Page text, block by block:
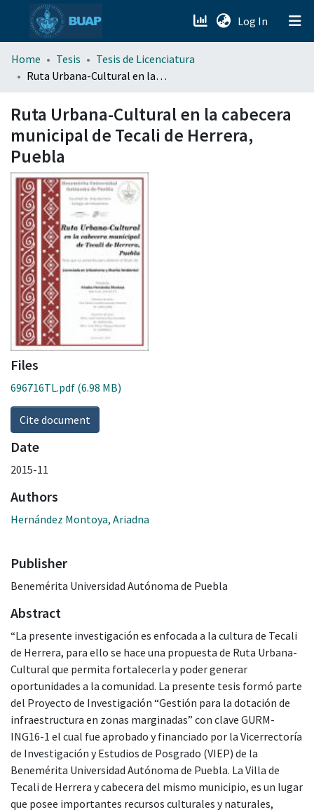
Log In (current)
menu.section.about_menu
Home Tesis
Tesis de Licenciatura
Ruta Urbana-Cultural en la cabecera municipal de Tecali de Herrera, Puebla
Ruta Urbana-Cultural en la cabecera
municipal de Tecali de Herrera,
Puebla
Files
696716TL.pdf (6.98 MB)
Cite document
Date
2015-11
Authors
Hernández Montoya, Ariadna
Publisher
Benemérita Universidad Autónoma de Puebla
Abstract
“La presente investigación es enfocada a la cultura de Tecali
de Herrera, para ello se hace una propuesta de Ruta Urbana-
Cultural que permita fortalecerla y poder generar
oportunidades a la comunidad. La presente tesis formó parte
del Proyecto de Investigación “Gestión para la dotación de
infraestructura en zonas marginadas” con clave GURM-
ING16-1 el cual fue aprobado y financiado por la Vicerrectoría
de Investigación y Estudios de Posgrado (VIEP) de la
Benemérita Universidad Autónoma de Puebla. La Villa de
Tecali de Herrera y cabecera del mismo municipio, es un lugar
que posee importantes recursos culturales y naturales,